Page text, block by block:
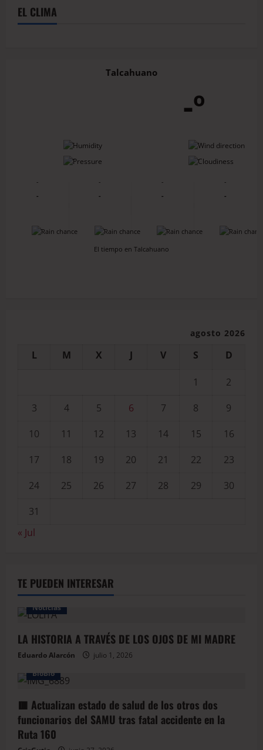
EL CLIMA
Talcahuano
-º
-
-
-
-
-
-
-
-
-
-
-
-
-
-
-
-
El tiempo en Talcahuano
agosto 2026
L M X J V S D
1
2
3
4 5 6 7 8
9
10
11 12 13 14 15
16
17
18 19 20 21 22
23
24
25 26 27 28 29
30
31
« Jul
TE PUEDEN INTERESAR
Noticias
LA HISTORIA A TRAVÉS DE LOS OJOS DE MI MADRE
Eduardo Alarcón
julio 1, 2026
BioBio
🟥 Actualizan estado de salud de los otros dos
funcionarios del SAMU tras fatal accidente en la
Ruta 160